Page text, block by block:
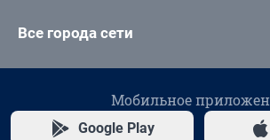
Все города сети
Мобильное
Google Play